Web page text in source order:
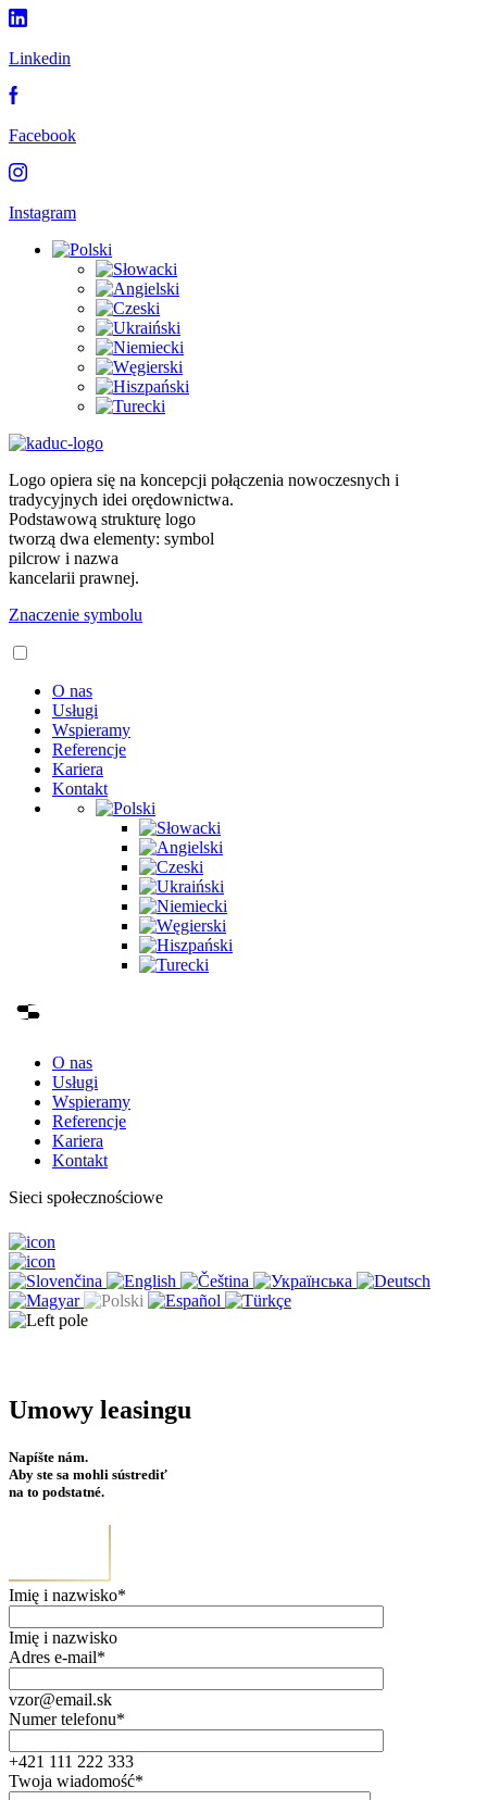
Linkedin
Facebook
Instagram
Logo opiera się na koncepcji połączenia nowoczesnych i
tradycyjnych idei orędownictwa.
Podstawową strukturę logo
tworzą dwa elementy: symbol
pilcrow i nazwa
kancelarii prawnej.
Znaczenie symbolu
O nas
Usługi
Wspieramy
Referencje
Kariera
Kontakt
O nas
Usługi
Wspieramy
Referencje
Kariera
Kontakt
Sieci społecznościowe
Umowy leasingu
Napíšte nám.
Aby ste sa mohli sústrediť
na to podstatné.
Imię i nazwisko*
Imię i nazwisko
Adres e-mail*
vzor@email.sk
Numer telefonu*
+421 111 222 333
Twoja wiadomość*